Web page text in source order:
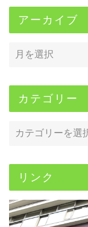
アーカイブ
カテゴリー
リンク